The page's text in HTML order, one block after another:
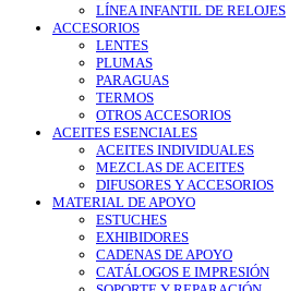
LÍNEA INFANTIL DE RELOJES
ACCESORIOS
LENTES
PLUMAS
PARAGUAS
TERMOS
OTROS ACCESORIOS
ACEITES ESENCIALES
ACEITES INDIVIDUALES
MEZCLAS DE ACEITES
DIFUSORES Y ACCESORIOS
MATERIAL DE APOYO
ESTUCHES
EXHIBIDORES
CADENAS DE APOYO
CATÁLOGOS E IMPRESIÓN